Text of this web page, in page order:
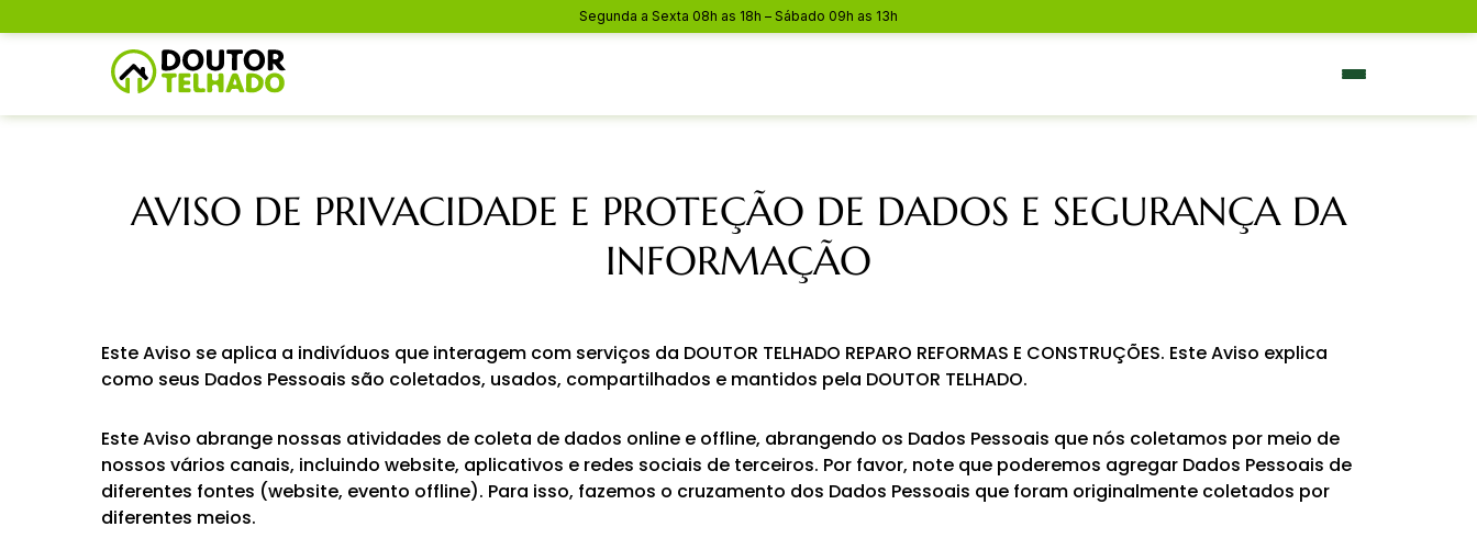
Segunda a Sexta 08h as 18h – Sábado 09h as 13h
AVISO DE PRIVACIDADE E PROTEÇÃO DE DADOS E SEGURANÇA DA
INFORMAÇÃO
Este Aviso se aplica a indivíduos que interagem com serviços da DOUTOR TELHADO REPARO REFORMAS E CONSTRUÇÕES. Este Aviso explica
como seus Dados Pessoais são coletados, usados, compartilhados e mantidos pela DOUTOR TELHADO.
Este Aviso abrange nossas atividades de coleta de dados online e offline, abrangendo os Dados Pessoais que nós coletamos por meio de
nossos vários canais, incluindo website, aplicativos e redes sociais de terceiros. Por favor, note que poderemos agregar Dados Pessoais de
diferentes fontes (website, evento offline). Para isso, fazemos o cruzamento dos Dados Pessoais que foram originalmente coletados por
diferentes meios.